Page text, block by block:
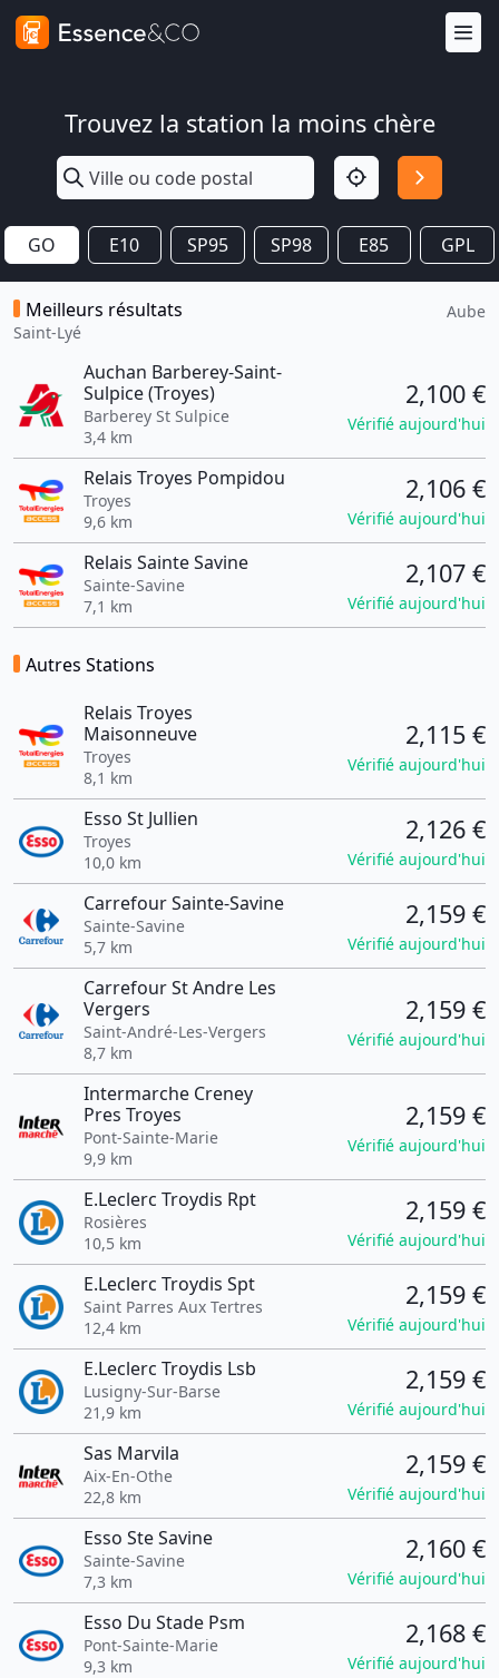
Trouvez la station la moins chère
GO E10 SP95 SP98 E85 GPL
Meilleurs résultats
Saint-Lyé
Aube
Auchan Barberey-Saint-
Sulpice (Troyes)
Barberey St Sulpice
3,4 km
2,100 €
Vérifié aujourd'hui
Relais Troyes Pompidou
Troyes
9,6 km
2,106 €
Vérifié aujourd'hui
Relais Sainte Savine
Sainte-Savine
7,1 km
2,107 €
Vérifié aujourd'hui
Autres Stations
Relais Troyes
Maisonneuve
Troyes
8,1 km
2,115 €
Vérifié aujourd'hui
Esso St Jullien
Troyes
10,0 km
2,126 €
Vérifié aujourd'hui
Carrefour Sainte-Savine
Sainte-Savine
5,7 km
2,159 €
Vérifié aujourd'hui
Carrefour St Andre Les
Vergers
Saint-André-Les-Vergers
8,7 km
2,159 €
Vérifié aujourd'hui
Intermarche Creney
Pres Troyes
Pont-Sainte-Marie
9,9 km
2,159 €
Vérifié aujourd'hui
E.Leclerc Troydis Rpt
Rosières
10,5 km
2,159 €
Vérifié aujourd'hui
E.Leclerc Troydis Spt
Saint Parres Aux Tertres
12,4 km
2,159 €
Vérifié aujourd'hui
E.Leclerc Troydis Lsb
Lusigny-Sur-Barse
21,9 km
2,159 €
Vérifié aujourd'hui
Sas Marvila
Aix-En-Othe
22,8 km
2,159 €
Vérifié aujourd'hui
Esso Ste Savine
Sainte-Savine
7,3 km
2,160 €
Vérifié aujourd'hui
Esso Du Stade Psm
Pont-Sainte-Marie
9,3 km
2,168 €
Vérifié aujourd'hui